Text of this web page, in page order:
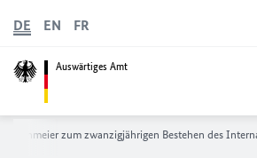
Auswärtiges Amt
DE EN FR
Steinmeier zum zwanzigjährigen Bestehen des